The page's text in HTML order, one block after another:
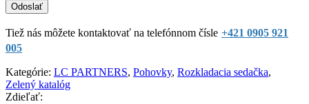
Tiež nás môžete kontaktovať na telefónnom čísle +421 0905 921
005
Kategórie: LC PARTNERS, Pohovky, Rozkladacia sedačka,
Zelený katalóg
Zdieľať: